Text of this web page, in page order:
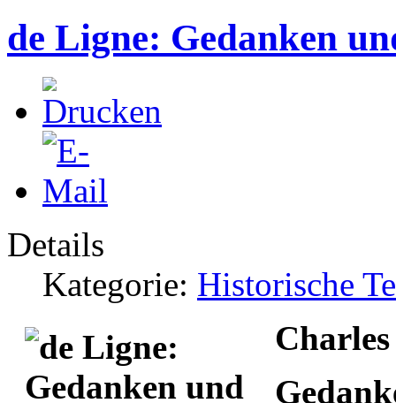
de Ligne: Gedanken
Details
Kategorie: Historische